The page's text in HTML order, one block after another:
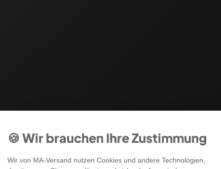
🍪 Wir brauchen Ihre Zustimmung
Wir von MA-Versand nutzen Cookies und andere Technologien,